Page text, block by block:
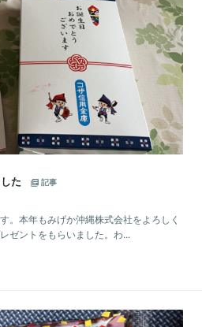
た
記事
。本年もみげか沖縄株式会社をよろしく
ゼントをもらいました。わ...